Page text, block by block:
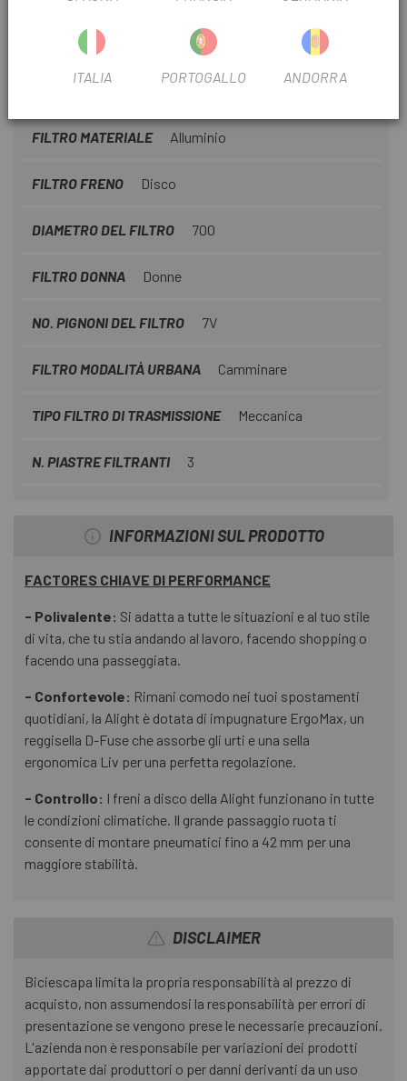
PNEUMATICI Set di ruote Giant GX Disc
FILTRO MATERIALE Alluminio
FILTRO FRENO Disco
DIAMETRO DEL FILTRO 700
FILTRO DONNA Donne
NO. PIGNONI DEL FILTRO 7V
FILTRO MODALITÀ URBANA Camminare
TIPO FILTRO DI TRASMISSIONE Meccanica
N. PIASTRE FILTRANTI 3
INFORMAZIONI SUL PRODOTTO
FACTORES CHIAVE DI PERFORMANCE
- Polivalente: Si adatta a tutte le situazioni e al tuo stile
di vita, che tu stia andando al lavoro, facendo shopping o
facendo una passeggiata.
- Confortevole: Rimani comodo nei tuoi spostamenti
quotidiani, la Alight è dotata di impugnature ErgoMax, un
reggisella D-Fuse che assorbe gli urti e una sella
ergonomica Liv per una perfetta regolazione.
- Controllo: I freni a disco della Alight funzionano in tutte
le condizioni climatiche. Il grande passaggio ruota ti
consente di montare pneumatici fino a 42 mm per una
maggiore stabilità.
DISCLAIMER
Biciescapa limita la propria responsabilità al prezzo di
acquisto, non assumendosi la responsabilità per errori di
presentazione se vengono prese le necessarie precauzioni.
L'azienda non è responsabile per variazioni dei prodotti
apportate dai produttori o per danni derivanti da un uso
ITALIA PORTOGALLO ANDORRA